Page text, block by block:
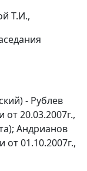
Т.И.,
- Рублев
20.03.2007г.,
Андрианов
от 01.10.2007г.,